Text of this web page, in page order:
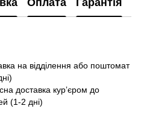
на відділення або поштомат
доставка курʼєром до
(1-2 дні)